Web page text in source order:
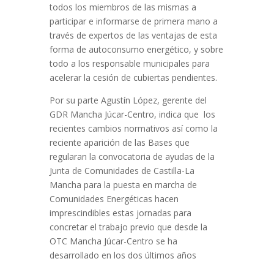
todos los miembros de las mismas a
participar e informarse de primera mano a
través de expertos de las ventajas de esta
forma de autoconsumo energético, y sobre
todo a los responsable municipales para
acelerar la cesión de cubiertas pendientes.
Por su parte Agustín López, gerente del
GDR Mancha Júcar-Centro, indica que los
recientes cambios normativos así como la
reciente aparición de las Bases que
regularan la convocatoria de ayudas de la
Junta de Comunidades de Castilla-La
Mancha para la puesta en marcha de
Comunidades Energéticas hacen
imprescindibles estas jornadas para
concretar el trabajo previo que desde la
OTC Mancha Júcar-Centro se ha
desarrollado en los dos últimos años